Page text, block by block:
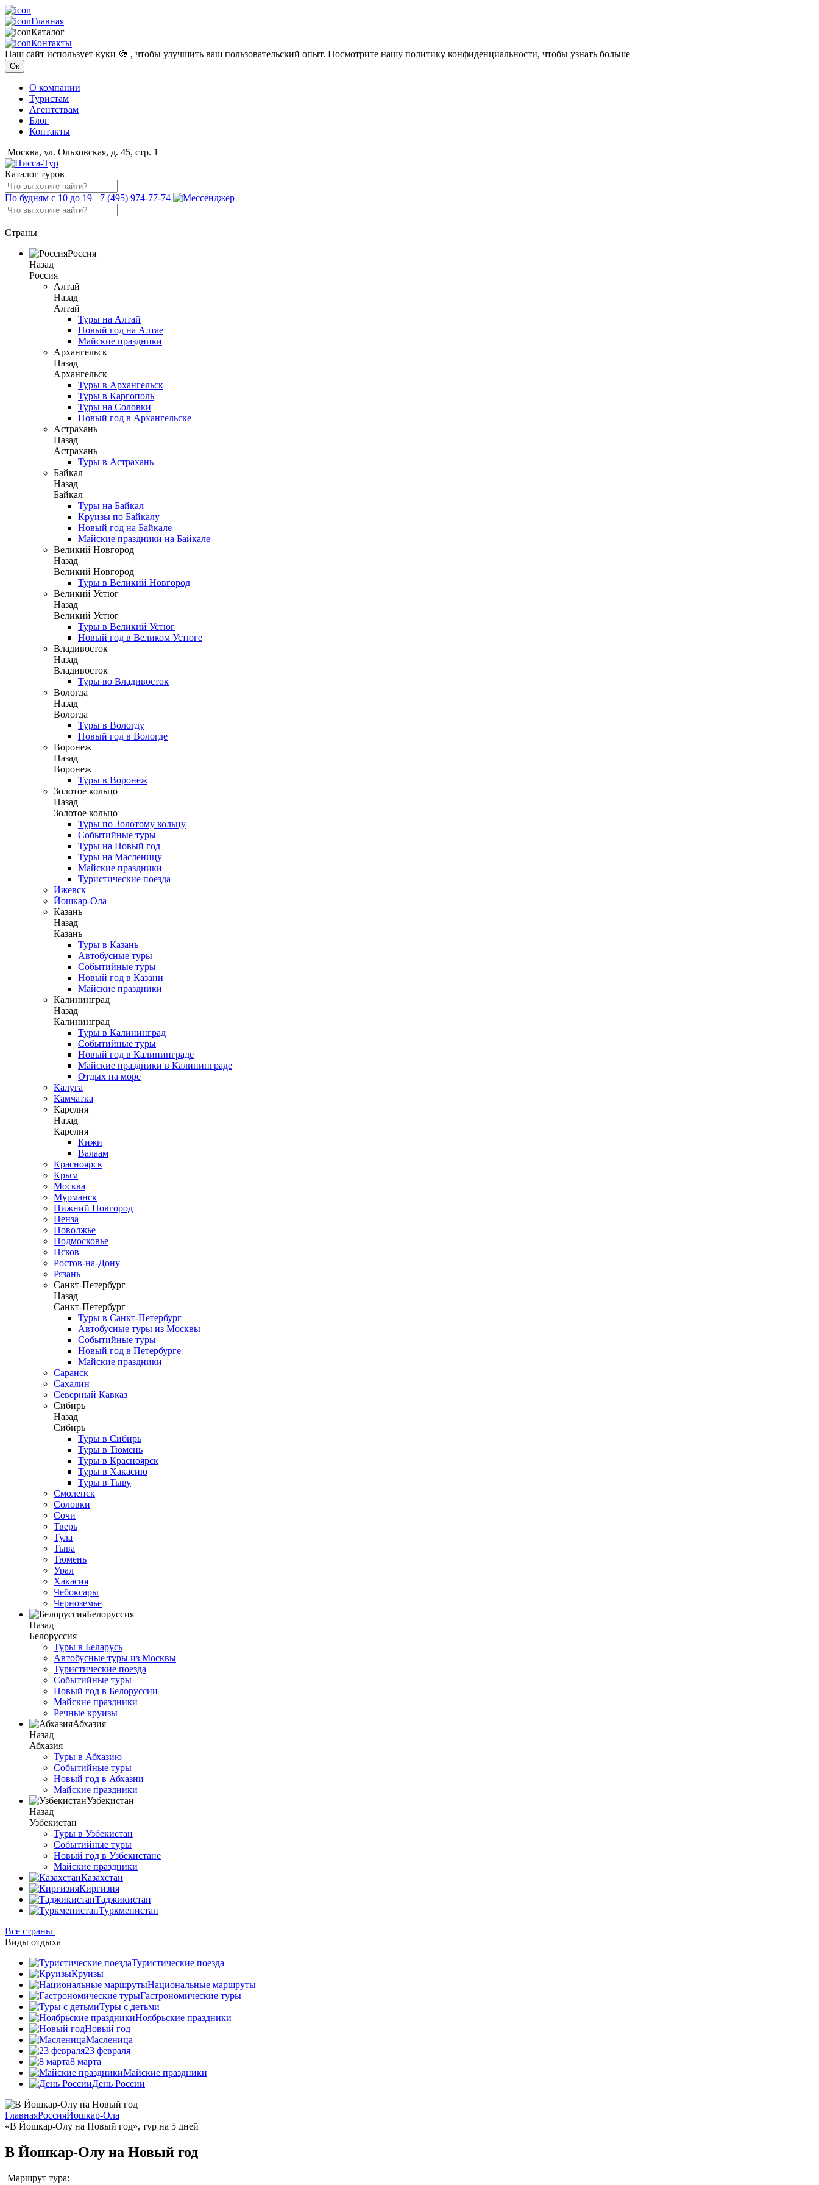
Главная
Каталог
Контакты
Наш сайт использует куки 🍪 , чтобы улучшить ваш пользовательский опыт. Посмотрите нашу политику конфиденциальности, чтобы узнать больше
Ок
О компании
Туристам
Агентствам
Блог
Контакты
Москва, ул. Ольховская, д. 45, стр. 1
Каталог туров
По будням с 10 до 19 +7 (495) 974-77-74
Страны
Россия
Назад
Россия
Алтай
Назад
Алтай
Туры на Алтай
Новый год на Алтае
Майские праздники
Архангельск
Назад
Архангельск
Туры в Архангельск
Туры в Каргополь
Туры на Соловки
Новый год в Архангельске
Астрахань
Назад
Астрахань
Туры в Астрахань
Байкал
Назад
Байкал
Туры на Байкал
Круизы по Байкалу
Новый год на Байкале
Майские праздники на Байкале
Великий Новгород
Назад
Великий Новгород
Туры в Великий Новгород
Великий Устюг
Назад
Великий Устюг
Туры в Великий Устюг
Новый год в Великом Устюге
Владивосток
Назад
Владивосток
Туры во Владивосток
Вологда
Назад
Вологда
Туры в Вологду
Новый год в Вологде
Воронеж
Назад
Воронеж
Туры в Воронеж
Золотое кольцо
Назад
Золотое кольцо
Туры по Золотому кольцу
Событийные туры
Туры на Новый год
Туры на Масленицу
Майские праздники
Туристические поезда
Ижевск
Йошкар-Ола
Казань
Назад
Казань
Туры в Казань
Автобусные туры
Событийные туры
Новый год в Казани
Майские праздники
Калининград
Назад
Калининград
Туры в Калининград
Событийные туры
Новый год в Калининграде
Майские праздники в Калининграде
Отдых на море
Калуга
Камчатка
Карелия
Назад
Карелия
Кижи
Валаам
Красноярск
Крым
Москва
Мурманск
Нижний Новгород
Пенза
Поволжье
Подмосковье
Псков
Ростов-на-Дону
Рязань
Санкт-Петербург
Назад
Санкт-Петербург
Туры в Санкт-Петербург
Автобусные туры из Москвы
Событийные туры
Новый год в Петербурге
Майские праздники
Саранск
Сахалин
Северный Кавказ
Сибирь
Назад
Сибирь
Туры в Сибирь
Туры в Тюмень
Туры в Красноярск
Туры в Хакасию
Туры в Тыву
Смоленск
Соловки
Сочи
Тверь
Тула
Тыва
Тюмень
Урал
Хакасия
Чебоксары
Черноземье
Белоруссия
Назад
Белоруссия
Туры в Беларусь
Автобусные туры из Москвы
Туристические поезда
Событийные туры
Новый год в Белоруссии
Майские праздники
Речные круизы
Абхазия
Назад
Абхазия
Туры в Абхазию
Событийные туры
Новый год в Абхазии
Майские праздники
Узбекистан
Назад
Узбекистан
Туры в Узбекистан
Событийные туры
Новый год в Узбекистане
Майские праздники
Казахстан
Киргизия
Таджикистан
Туркменистан
Все страны
Виды отдыха
Туристические поезда
Круизы
Национальные маршруты
Гастрономические туры
Туры с детьми
Ноябрьские праздники
Новый год
Масленица
23 февраля
8 марта
Майские праздники
День России
ГлавнаяРоссияЙошкар-Ола
«В Йошкар-Олу на Новый год», тур на 5 дней
В Йошкар-Олу на Новый год
Маршрут тура: